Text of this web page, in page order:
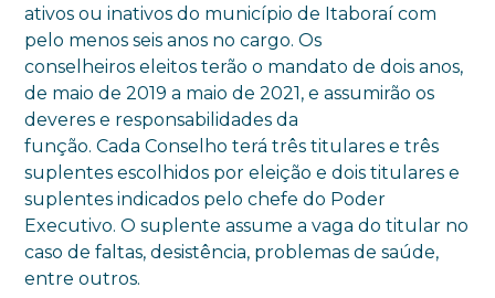
ativos ou inativos do município de Itaboraí com
pelo menos seis anos no cargo. Os
conselheiros eleitos terão o mandato de dois anos,
de maio de 2019 a maio de 2021, e assumirão os
deveres e responsabilidades da
função. Cada Conselho terá três titulares e três
suplentes escolhidos por eleição e dois titulares e
suplentes indicados pelo chefe do Poder
Executivo. O suplente assume a vaga do titular no
caso de faltas, desistência, problemas de saúde,
entre outros.